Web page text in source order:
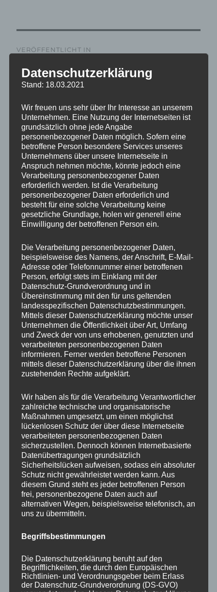
VERÖFFENTLICHT IN
IMG_7305_mL
MP Mario Porten
Beratung
Training
Coaching
Impulsvorträge
NEWS ABONNIEREN?
Your email:
KATEGORIEN
Aktuelles vom MP
Allgemein
Impulse zur persönlichen Reflexion
Naturfoto-Blog
Datenschutzerklärung
Stand: 18.03.2021
Wir freuen uns sehr über Ihr Interesse an unserem
Unternehmen. Eine Nutzung der Internetseiten ist
grundsätzlich ohne jede Angabe
personenbezogener Daten möglich. Sofern eine
betroffene Person besondere Services unseres
Unternehmens über unsere Internetseite in
Anspruch nehmen möchte, könnte jedoch eine
Verarbeitung personenbezogener Daten
erforderlich werden. Ist die Verarbeitung
personenbezogener Daten erforderlich und
besteht für eine solche Verarbeitung keine
gesetzliche Grundlage, holen wir generell eine
Einwilligung der betroffenen Person ein.
Die Verarbeitung personenbezogener Daten,
beispielsweise des Namens, der Anschrift, E-Mail-
Adresse oder Telefonnummer einer betroffenen
Person, erfolgt stets im Einklang mit der
Datenschutz-Grundverordnung und in
Übereinstimmung mit den für uns geltenden
landesspezifischen Datenschutzbestimmungen.
Mittels dieser Datenschutzerklärung möchte unser
Unternehmen die Öffentlichkeit über Art, Umfang
und Zweck der von uns erhobenen, genutzten und
verarbeiteten personenbezogenen Daten
informieren. Ferner werden betroffene Personen
mittels dieser Datenschutzerklärung über die ihnen
zustehenden Rechte aufgeklärt.
Wir haben als für die Verarbeitung Verantwortlicher
zahlreiche technische und organisatorische
Maßnahmen umgesetzt, um einen möglichst
lückenlosen Schutz der über diese Internetseite
verarbeiteten personenbezogenen Daten
sicherzustellen. Dennoch können Internetbasierte
Datenübertragungen grundsätzlich
Sicherheitslücken aufweisen, sodass ein absoluter
Schutz nicht gewährleistet werden kann. Aus
diesem Grund steht es jeder betroffenen Person
frei, personenbezogene Daten auch auf
alternativen Wegen, beispielsweise telefonisch, an
uns zu übermitteln.
Begriffsbestimmungen
Die Datenschutzerklärung beruht auf den
Begrifflichkeiten, die durch den Europäischen
Richtlinien- und Verordnungsgeber beim Erlass
der Datenschutz-Grundverordnung (DS-GVO)